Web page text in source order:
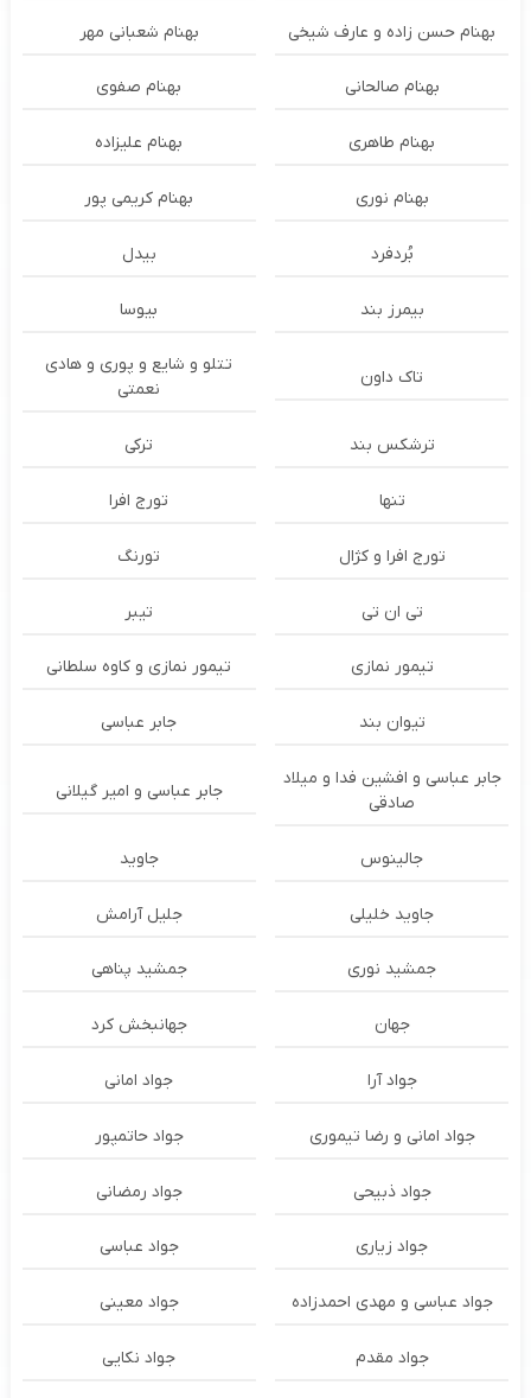
بهنام حسن زاده و عارف شیخی بهنام شعبانی مهر
بهنام صالحانی بهنام صفوی
بهنام طاهری بهنام علیزاده
بهنام نوری بهنام کریمی پور
بُردفرد بیدل
بیمرز بند بیوسا
تاک داون
تتلو و شایع و پوری و هادی
نعمتی
ترشكس بند ترکی
تنها تورج افرا
تورج افرا و کژال تورنگ
تی ان تی تیبر
تیمور نمازی تیمور نمازی و کاوه سلطانی
تیوان بند جابر عباسی
جابر عباسی و افشین فدا و میلاد
صادقی
جابر عباسی و امیر گیلانی
جالینوس جاوید
جاوید خلیلی جلیل آرامش
جمشید نوری جمشید پناهی
جهان جهانبخش کرد
جواد آرا جواد امانی
جواد امانی و رضا تیموری جواد حاتمپور
جواد ذبیحی جواد رمضانی
جواد زیاری جواد عباسی
جواد عباسی و مهدی احمدزاده جواد معینی
جواد مقدم جواد نکایی